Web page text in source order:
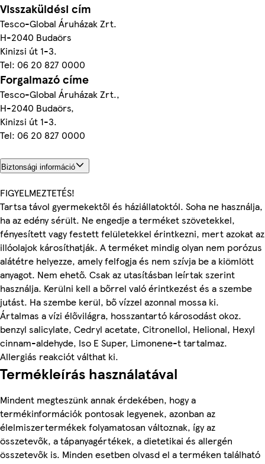
Visszaküldési cím
Tesco-Global Áruházak Zrt.
H-2040 Budaörs
Kinizsi út 1-3.
Tel: 06 20 827 0000
Forgalmazó címe
Tesco-Global Áruházak Zrt.,
H-2040 Budaörs,
Kinizsi út 1-3.
Tel: 06 20 827 0000
Biztonsági információ
FIGYELMEZTETÉS!
Tartsa távol gyermekektől és háziállatoktól. Soha ne használja,
ha az edény sérült. Ne engedje a terméket szövetekkel,
fényesített vagy festett felületekkel érintkezni, mert azokat az
illóolajok károsíthatják. A terméket mindig olyan nem porózus
alátétre helyezze, amely felfogja és nem szívja be a kiömlött
anyagot. Nem ehető. Csak az utasításban leírtak szerint
használja. Kerülni kell a bőrrel való érintkezést és a szembe
jutást. Ha szembe kerül, bő vízzel azonnal mossa ki.
Ártalmas a vízi élővilágra, hosszantartó károsodást okoz.
benzyl salicylate, Cedryl acetate, Citronellol, Helional, Hexyl
cinnam-aldehyde, Iso E Super, Limonene-t tartalmaz.
Allergiás reakciót válthat ki.
Termékleírás használatával
Mindent megteszünk annak érdekében, hogy a
termékinformációk pontosak legyenek, azonban az
élelmiszertermékek folyamatosan változnak, így az
összetevők, a tápanyagértékek, a dietetikai és allergén
összetevők is. Minden esetben olvasd el a terméken található